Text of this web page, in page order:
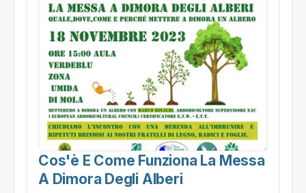
Cos'è E Come Funziona La Messa
A Dimora Degli Alberi